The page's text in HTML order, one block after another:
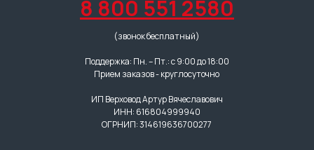
8 800 551 2580
(звонок бесплатный)
Поддержка: Пн. – Пт.: с 9:00 до 18:00
Прием заказов - круглосуточно
ИП Верховод Артур Вячеславович
ИНН: 616804999940
ОГРНИП: 314619636700277